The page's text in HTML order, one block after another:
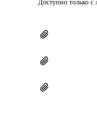
Доступно только